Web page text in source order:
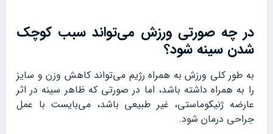
در چه صورتی ورزش می‌تواند سبب کوچک
شدن سینه شود؟
به طور کلی ورزش به همراه رژیم می‌تواند کاهش وزن و سایز
را به همراه داشته باشد، اما در صورتی که ظاهر سینه در اثر
عارضه ژنیکوماستی، غیر طبیعی باشد، می‌بایست با عمل
جراحی درمان شود.